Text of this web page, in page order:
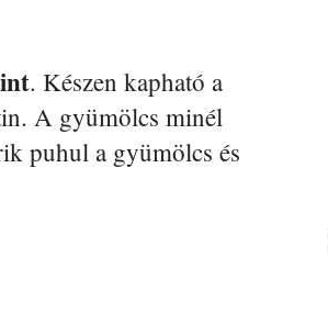
. Készen kapható a
A gyümölcs minél
puhul a gyümölcs és